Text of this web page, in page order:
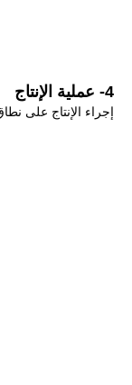
4- عملية الإنتاج
إجراء الإنتاج على